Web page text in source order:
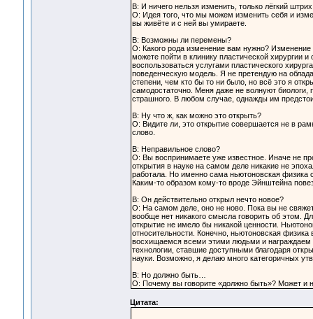
В: И ничего нельзя изменить, только лёгкий
О: Идея того, что мы можем изменить себя и
вы живёте и с ней вы умираете.
В: Возможны ли перемены?
О: Какого рода изменение вам нужно?
можете пойти в клинику пластической хирургии
воспользоваться услугами пластического
поведенческую модель. Я не претендую на
степени, чем кто бы то ни было, но всё это я
самодостаточно. Меня даже не волнуют биологи,
страшного. В любом случае, однажды им
В: Ну что ж, как можно это открыть?
О: Видите ли, это открытие совершается не в
слово.
В: Неправильное слово?
О: Вы воспринимаете уже известное. Иначе не
открытия в науке на самом деле никакие не
работала. Но именно сама ньютоновская физика
Каким-то образом кому-то вроде Эйнштейна
В: Он действительно открыл нечто новое?
О: На самом деле, оно не ново. Пока вы не
вообще нет никакого смысла говорить об этом.
открытие не имело бы никакой ценности.
относительности. Конечно, ньютоновская
восхищаемся всеми этими людьми и награждаем
технологии, ставшие доступными благодаря
науки. Возможно, я делаю много категоричных
В: Но должно быть…
О: Почему вы говорите «должно быть»? Может и
Цитата: